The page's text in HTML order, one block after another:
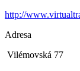
http://
Adresa
Vilémovská 77